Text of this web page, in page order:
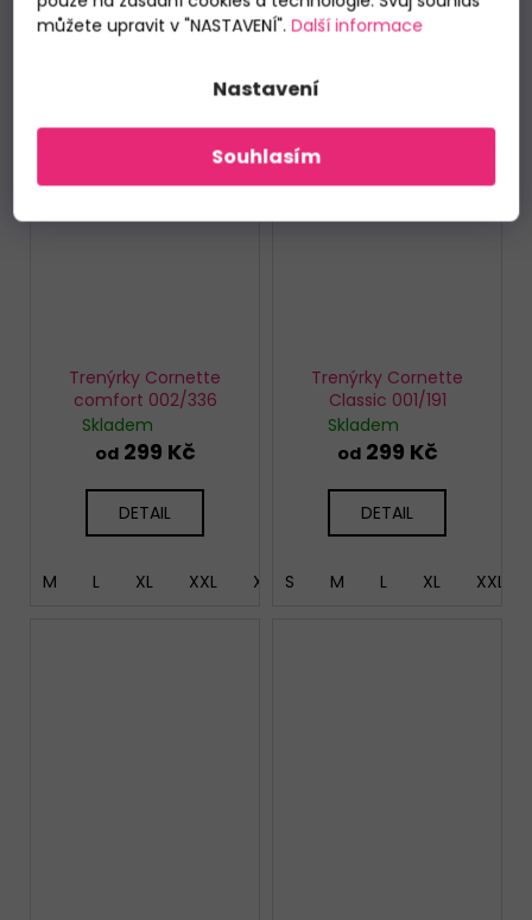
můžete upravit v "NASTAVENÍ". Další informace
Nastavení
Souhlasím
Trenýrky Cornette
comfort 002/336
Skladem
od299 Kč
DETAIL
M L XL XXL XXXL 5XL
Trenýrky Cornette
Classic 001/191
Skladem
od299 Kč
DETAIL
S M L XL XXL